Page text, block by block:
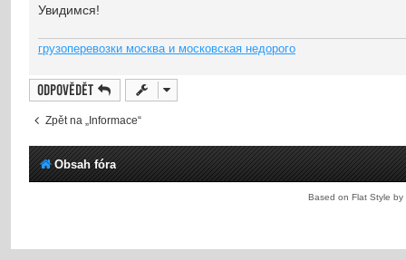
Увидимся!
грузоперевозки москва и московская недорого
Odpovědět
Zpět na „Informace“
Obsah fóra
Based on Flat Style by